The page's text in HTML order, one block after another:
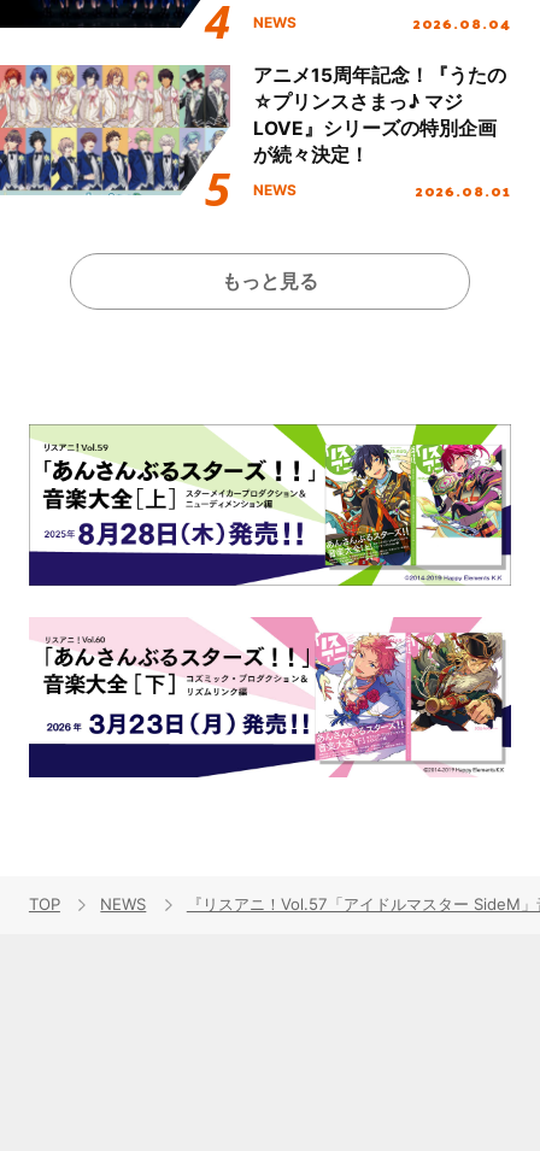
NEWS 2026.08.04
アニメ15周年記念！『うたの
☆プリンスさまっ♪ マジ
LOVE』シリーズの特別企画
が続々決定！
NEWS 2026.08.01
もっと見る
TOP NEWS 『リスアニ！Vol.57「アイドルマスター SideM